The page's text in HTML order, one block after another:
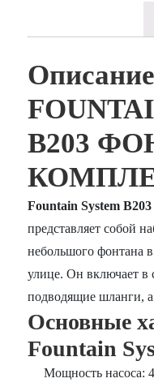
Описание
B203
Fountain System B203
представляет собой
небольшого фонтана
улице. Он включает в
подводящие шланги,
Основные
Fountain
Мощность насоса: